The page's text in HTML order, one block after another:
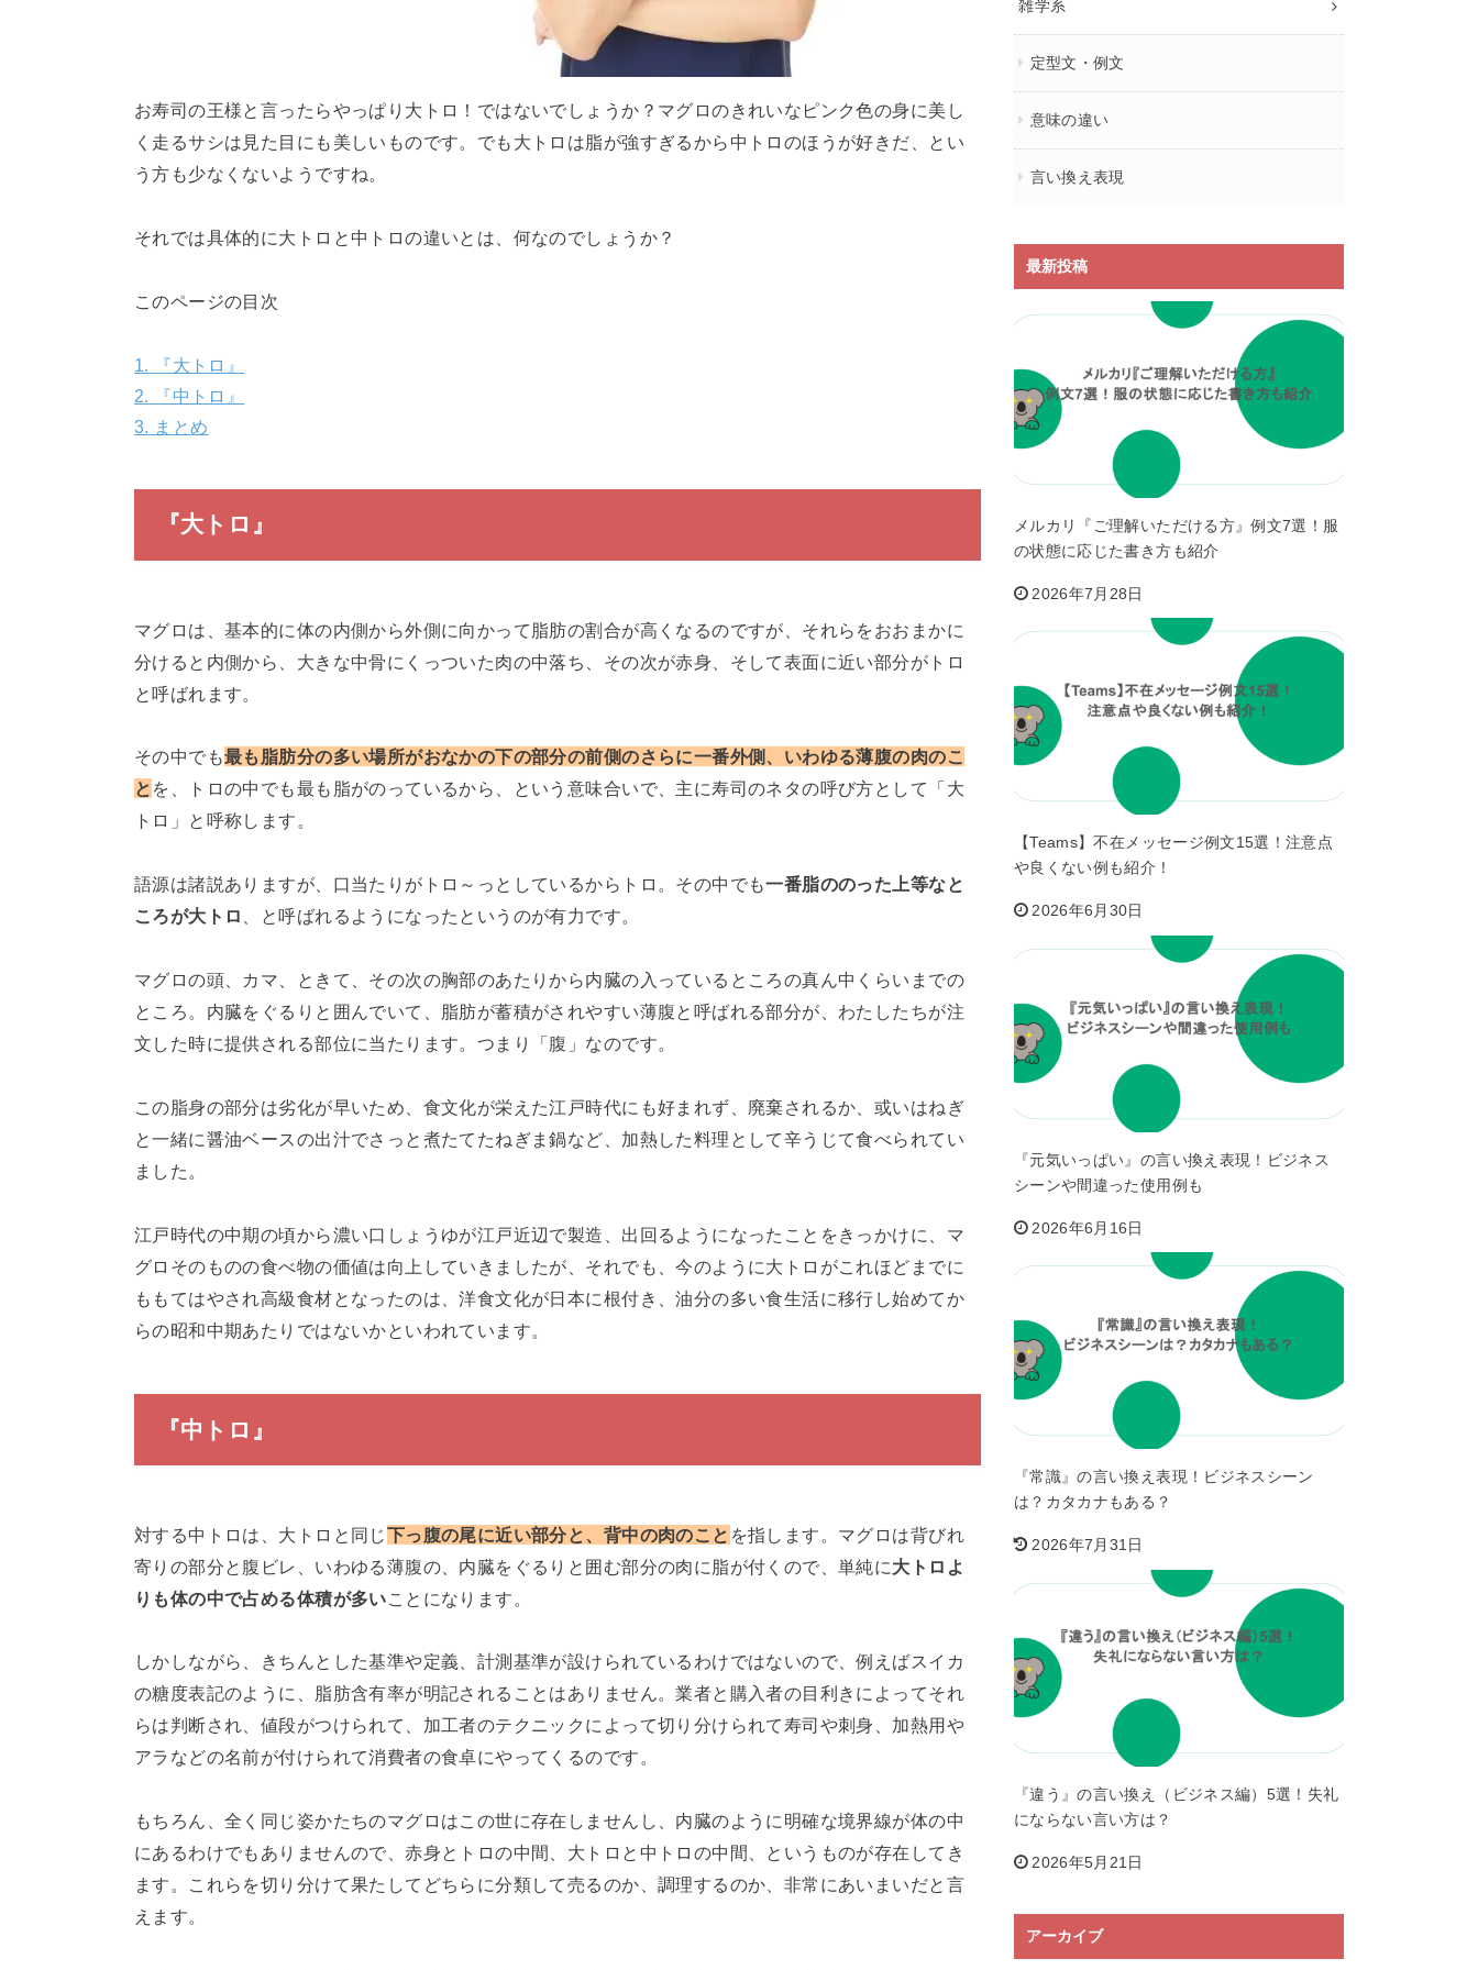
お寿司の王様と言ったらやっぱり大トロ！ではないでしょうか？マグロのきれいなピンク色の身に美し
く走るサシは見た目にも美しいものです。でも大トロは脂が強すぎるから中トロのほうが好きだ、とい
う方も少なくないようですね。
それでは具体的に大トロと中トロの違いとは、何なのでしょうか？
このページの目次
1.
『大トロ』
2.
『中トロ』
3. まとめ
『大トロ』
マグロは、基本的に体の内側から外側に向かって脂肪の割合が高くなるのですが、それらをおおまかに
分けると内側から、大きな中骨にくっついた肉の中落ち、その次が赤身、そして表面に近い部分がトロ
と呼ばれます。
その中でも最も脂肪分の多い場所がおなかの下の部分の前側のさらに一番外側、いわゆる薄腹の肉のこ
と を、トロの中でも最も脂がのっているから、という意味合いで、主に寿司のネタの呼び方として「大
トロ」と呼称します。
語源は諸説ありますが、口当たりがトロ～っとしているからトロ。その中でも一番脂ののった上等なと
ころが大トロ
、と呼ばれるようになったというのが有力です。
マグロの頭、カマ、ときて、その次の胸部のあたりから内臓の入っているところの真ん中くらいまでの
ところ。内臓をぐるりと囲んでいて、脂肪が蓄積がされやすい薄腹と呼ばれる部分が、わたしたちが注
文した時に提供される部位に当たります。つまり「腹」なのです。
この脂身の部分は劣化が早いため、食文化が栄えた江戸時代にも好まれず、廃棄されるか、或いはねぎ
と一緒に醤油ベースの出汁でさっと煮たてたねぎま鍋など、加熱した料理として辛うじて食べられてい
ました。
江戸時代の中期の頃から濃い口しょうゆが江戸近辺で製造、出回るようになったことをきっかけに、マ
グロそのものの食べ物の価値は向上していきましたが、それでも、今のように大トロがこれほどまでに
ももてはやされ高級食材となったのは、洋食文化が日本に根付き、油分の多い食生活に移行し始めてか
らの昭和中期あたりではないかといわれています。
『中トロ』
対する中トロは、大トロと同じ下っ腹の尾に近い部分と、背中の肉のこと を指します。マグロは背びれ
寄りの部分と腹ビレ、いわゆる薄腹の、内臓をぐるりと囲む部分の肉に脂が付くので、単純に大トロよ
りも体の中で占める体積が多いことになります。
しかしながら、きちんとした基準や定義、計測基準が設けられているわけではないので、例えばスイカ
の糖度表記のように、脂肪含有率が明記されることはありません。業者と購入者の目利きによってそれ
らは判断され、値段がつけられて、加工者のテクニックによって切り分けられて寿司や刺身、加熱用や
アラなどの名前が付けられて消費者の食卓にやってくるのです。
もちろん、全く同じ姿かたちのマグロはこの世に存在しませんし、内臓のように明確な境界線が体の中
にあるわけでもありませんので、赤身とトロの中間、大トロと中トロの中間、というものが存在してき
ます。これらを切り分けて果たしてどちらに分類して売るのか、調理するのか、非常にあいまいだと言
えます。
雑学系
定型文・例文
意味の違い
言い換え表現
最新投稿
メルカリ『ご理解いただける方』例文7選！服
の状態に応じた書き方も紹介
2026年7月28日
【Teams】不在メッセージ例文15選！注意点
や良くない例も紹介！
2026年6月30日
『元気いっぱい』の言い換え表現！ビジネス
シーンや間違った使用例も
2026年6月16日
『常識』の言い換え表現！ビジネスシーン
は？カタカナもある？
2026年7月31日
『違う』の言い換え（ビジネス編）5選！失礼
にならない言い方は？
2026年5月21日
アーカイブ